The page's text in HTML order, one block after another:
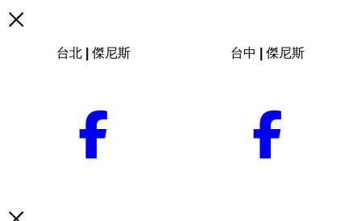
台北 | 傑尼斯 台中 | 傑尼斯